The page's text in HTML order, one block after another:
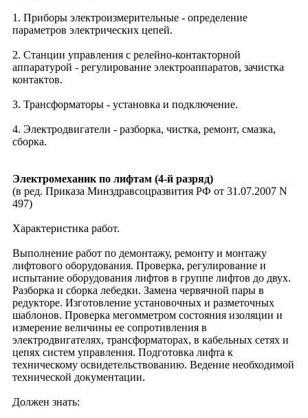
1. Приборы электроизмерительные - определение
параметров электрических цепей.
2. Станции управления с релейно-контакторной
аппаратурой - регулирование электроаппаратов, зачистка
контактов.
3. Трансформаторы - установка и подключение.
4. Электродвигатели - разборка, чистка, ремонт, смазка,
сборка.
Электромеханик по лифтам (4-й разряд)
(в ред. Приказа Минздравсоцразвития РФ от 31.07.2007 N
497)
Характеристика работ.
Выполнение работ по демонтажу, ремонту и монтажу
лифтового оборудования. Проверка, регулирование и
испытание оборудования лифтов в группе лифтов до двух.
Разборка и сборка лебедки. Замена червячной пары в
редукторе. Изготовление установочных и разметочных
шаблонов. Проверка мегомметром состояния изоляции и
измерение величины ее сопротивления в
электродвигателях, трансформаторах, в кабельных сетях и
цепях систем управления. Подготовка лифта к
техническому освидетельствованию. Ведение необходимой
технической документации.
Должен знать: